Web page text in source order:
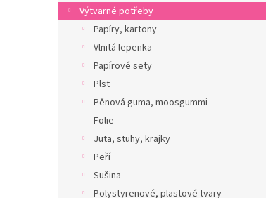
n
e
Výtvarné potřeby
Papíry, kartony
Vlnitá lepenka
Papírové sety
Plst
Pěnová guma, moosgummi
Folie
Juta, stuhy, krajky
Peří
Sušina
Polystyrenové, plastové tvary